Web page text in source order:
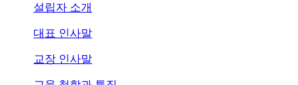
설립자 소개
대표 인사말
교장 인사말